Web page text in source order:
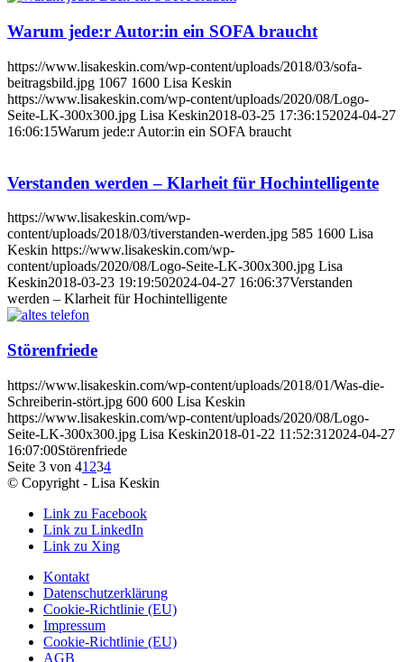
Warum jede:r Autor:in ein SOFA braucht
https://www.lisakeskin.com/wp-content/uploads/2018/03/sofa-
beitragsbild.jpg 1067 1600 Lisa Keskin
https://www.lisakeskin.com/wp-content/uploads/2020/08/Logo-
Seite-LK-300x300.jpg Lisa Keskin2018-03-25 17:36:152024-04-27
16:06:15Warum jede:r Autor:in ein SOFA braucht
Verstanden werden – Klarheit für Hochintelligente
https://www.lisakeskin.com/wp-
content/uploads/2018/03/tiverstanden-werden.jpg 585 1600 Lisa
Keskin https://www.lisakeskin.com/wp-
content/uploads/2020/08/Logo-Seite-LK-300x300.jpg Lisa
Keskin2018-03-23 19:19:502024-04-27 16:06:37Verstanden
werden – Klarheit für Hochintelligente
Störenfriede
https://www.lisakeskin.com/wp-content/uploads/2018/01/Was-die-
Schreiberin-stört.jpg 600 600 Lisa Keskin
https://www.lisakeskin.com/wp-content/uploads/2020/08/Logo-
Seite-LK-300x300.jpg Lisa Keskin2018-01-22 11:52:31 2024-04-27
16:07:00Störenfriede
Seite 3 von 41 234
© Copyright - Lisa Keskin
Link zu Facebook
Link zu LinkedIn
Link zu Xing
Kontakt
Datenschutzerklärung
Cookie-Richtlinie (EU)
Impressum
Cookie-Richtlinie (EU)
AGB